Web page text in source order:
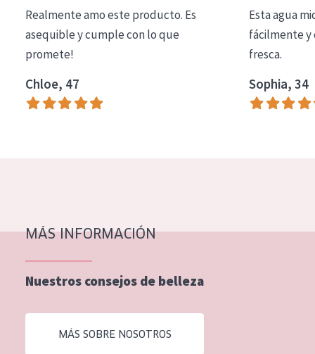
EDAD
Todas las edades
Piel madura
Realmente amo este producto. Es
asequible y cumple con lo que
promete!
Chloe, 47
Esta agua
fácilmente y
fresca.
Sophia, 34
MÁS INFORMACIÓN
Nuestros consejos de belleza
MÁS SOBRE NOSOTROS